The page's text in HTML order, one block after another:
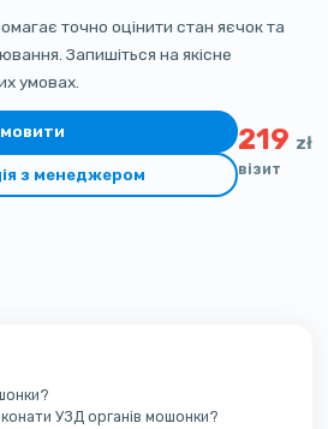
точно оцінити стан яєчок та
Запишіться на якісне
умовах.
з менеджером
219 zł
візит
УЗД органів мошонки?